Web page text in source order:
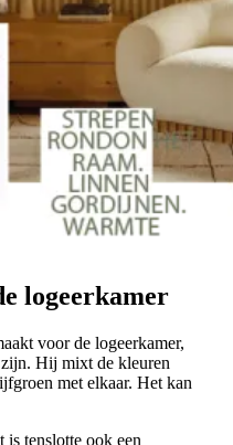
logeerkamer
voor de logeerkamer,
Hij mixt de kleuren
met elkaar. Het kan
is tenslotte ook een